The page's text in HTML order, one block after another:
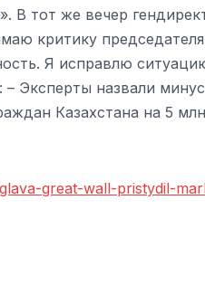
В тот же вечер
критику
Я исправлю
Эксперты назвали
Казахстана на 5
great-wall-pristydil-